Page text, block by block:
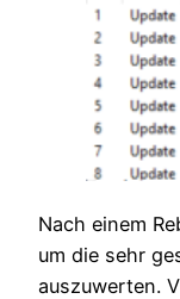
Nach einem
um die sehr
auszuwerten.